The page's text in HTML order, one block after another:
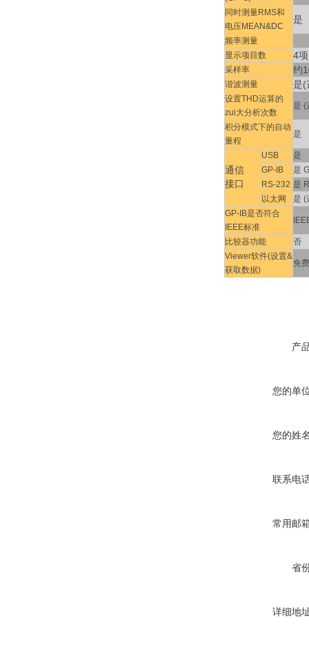
同时测量RMS和
电压MEAN&DC
是
频率测量
显示项目数
4项
采样率 约
谐波测量 是(
设置THD运算的
zui大分析次数
是 (
积分模式下的自动
量程
是
通信
接口
USB
是
GP-IB
是
RS-232 是
以太网
是 (
GP-IB是否符合
IEEE标准
比较器功能
否
Viewer软件(设置&
获取数据)
免
产
您的单
您的姓
联系电
常用邮
省
详细地